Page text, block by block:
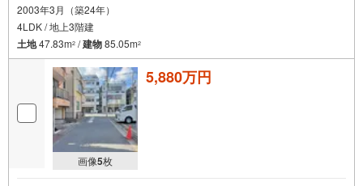
2003年3月（築24年）
4LDK / 地上3階建
土地47.83m2 /建物85.05m2
画像5枚
5,880万円